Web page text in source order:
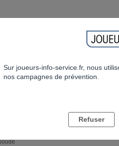
ta peine et je tien tout d'abord à te dire
mais le soutien est très important pour
sache qu'on ment parce que on a honte
vous ne soyez pas au courant ces pas
prend le dessu. Si il t'a donné l'accès à
jeux je l'ai fait aussi au près de lanj à tu
il l'a fait sa prouve son honneter envers toi
en négatif mais sa va mais le dire a
de haine degou ou honte sa nous fait
ces comptes frequament histoire de voir si
et dette donc l'aider c bien mais il
la dette voilà c'est tout pour moi
Sur joueurs-info-service.fr, nous
nos campagnes de prévention.
Refuser